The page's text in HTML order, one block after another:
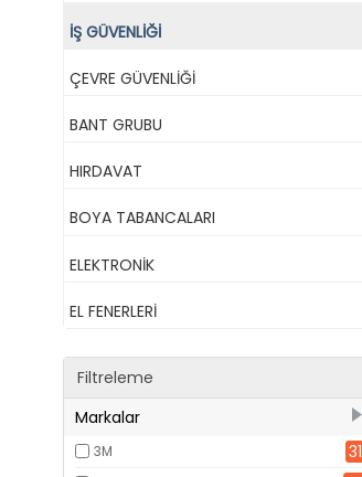
İŞ GÜVENLİĞİ
ÇEVRE GÜVENLİĞİ
BANT GRUBU
HIRDAVAT
BOYA TABANCALARI
ELEKTRONİK
EL FENERLERİ
Filtreleme
Markalar
3M 31